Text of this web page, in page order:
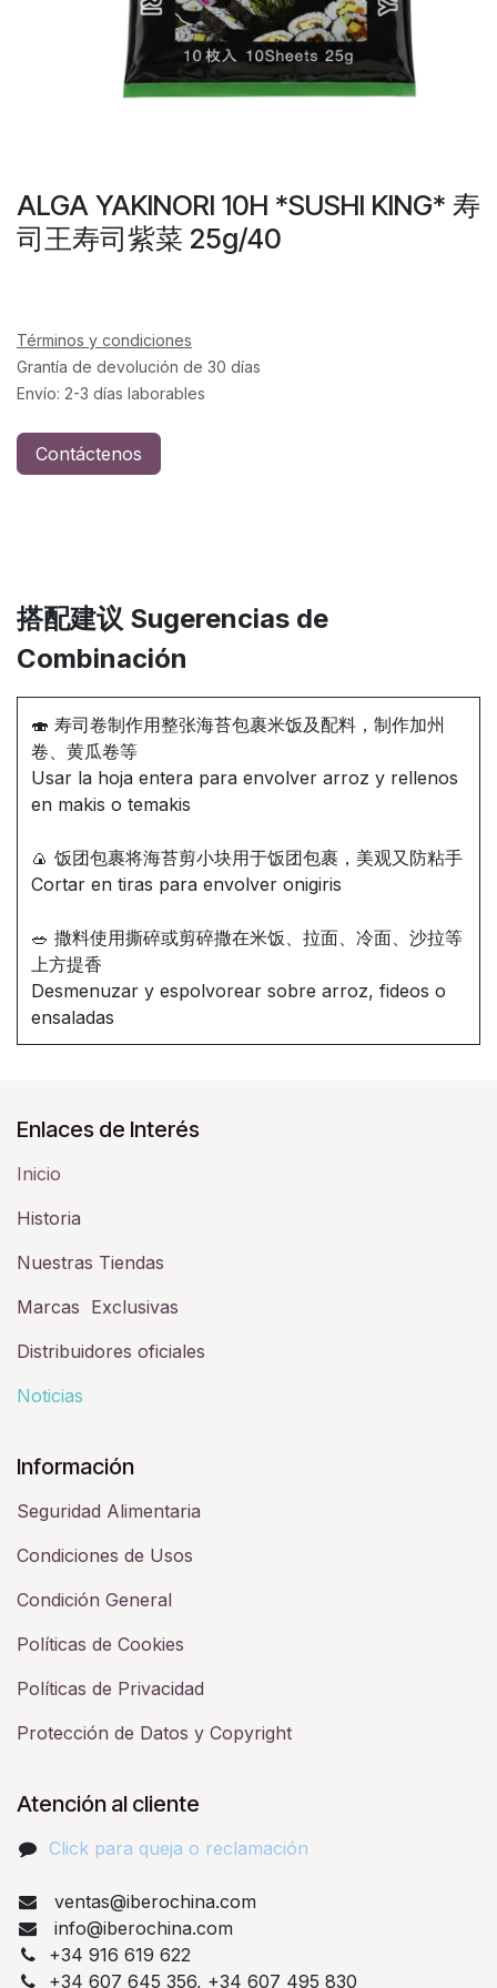
ALGA YAKINORI 10H *SUSHI KING* 寿
司王寿司紫菜 25g/40
Términos y condiciones
Grantía de devolución de 30 días
Envío: 2-3 días laborables
Contáctenos
搭配建议 Sugerencias de
Combinación
🍣 寿司卷制作用整张海苔包裹米饭及配料，制作加州
卷、黄瓜卷等
Usar la hoja entera para envolver arroz y rellenos
en makis o temakis
🍙 饭团包裹将海苔剪小块用于饭团包裹，美观又防粘手
Cortar en tiras para envolver onigiris
🥗 撒料使用撕碎或剪碎撒在米饭、拉面、冷面、沙拉等
上方提香
Desmenuzar y espolvorear sobre arroz, fideos o
ensaladas
Enlaces de Interés
Inicio
Historia​
Nuestras Tiendas
Marcas Exclusivas
Distribuidores oficiales
Noticias
Información
Seguridad Alimentaria
Condiciones de Usos
Condición General
Políticas de Cookies
Políticas de Privacidad
Protección de Datos y Copyright
Atención al cliente
Click para queja o reclamación​
ventas@iberochina.com
info@iberochina.com
+34 916 619 622
+34 607 645 356, +34 607 495 830